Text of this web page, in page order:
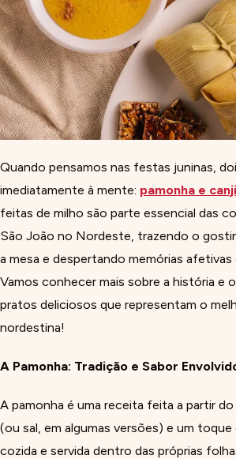
Quando pensamos nas festas juninas,
imediatamente à mente: pamonha e
feitas de milho são parte essencial das
São João no Nordeste, trazendo o
a mesa e despertando memórias afetivas
Vamos conhecer mais sobre a história e
pratos deliciosos que representam o
nordestina!
A Pamonha: Tradição e Sabor
A pamonha é uma receita feita a partir
(ou sal, em algumas versões) e um toque
cozida e servida dentro das próprias